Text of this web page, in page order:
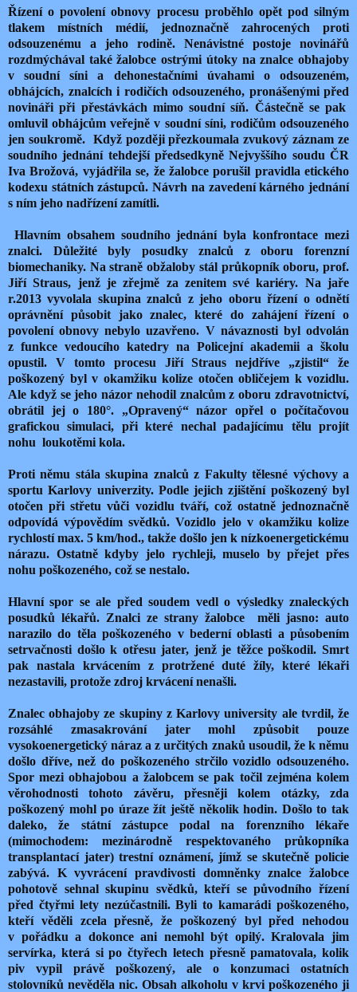
Řízení o povolení obnovy procesu proběhlo opět pod silným
tlakem místních médií, jednoznačně zahrocených proti
odsouzenému a jeho rodině. Nenávistné postoje novinářů
rozdmýchával také žalobce ostrými útoky na znalce obhajoby
v soudní síni a dehonestačními úvahami o odsouzeném,
obhájcích, znalcích i rodičích odsouzeného, pronášenými před
novináři při přestávkách mimo soudní síň. Částečně se pak
omluvil obhájcům veřejně v soudní síni, rodičům odsouzeného
jen soukromě. Když později přezkoumala zvukový záznam ze
soudního jednání tehdejší předsedkyně Nejvyššího soudu ČR
Iva Brožová, vyjádřila se, že žalobce porušil pravidla etického
kodexu státních zástupců. Návrh na zavedení kárného jednání
s ním jeho nadřízení zamítli.
Hlavním obsahem soudního jednání byla konfrontace mezi
znalci. Důležité byly posudky znalců z oboru forenzní
biomechaniky. Na straně obžaloby stál průkopník oboru, prof.
Jiří Straus, jenž je zřejmě za zenitem své kariéry. Na jaře
r.2013 vyvolala skupina znalců z jeho oboru řízení o odnětí
oprávnění působit jako znalec, které do zahájení řízení o
povolení obnovy nebylo uzavřeno. V návaznosti byl odvolán
z funkce vedoucího katedry na Policejní akademii a školu
opustil. V tomto procesu Jiří Straus nejdříve „zjistil“ že
poškozený byl v okamžiku kolize otočen obličejem k vozidlu.
Ale když se jeho názor nehodil znalcům z oboru zdravotnictví,
obrátil jej o 180°. „Opravený“ názor opřel o počítačovou
grafickou simulaci, při které nechal padajícímu tělu projít
nohu loukotěmi kola.
Proti němu stála skupina znalců z Fakulty tělesné výchovy a
sportu Karlovy univerzity. Podle jejich zjištění poškozený byl
otočen při střetu vůči vozidlu tváří, což ostatně jednoznačně
odpovídá výpovědím svědků. Vozidlo jelo v okamžiku kolize
rychlostí max. 5 km/hod., takže došlo jen k nízkoenergetickému
nárazu. Ostatně kdyby jelo rychleji, muselo by přejet přes
nohu poškozeného, což se nestalo.
Hlavní spor se ale před soudem vedl o výsledky znaleckých
posudků lékařů. Znalci ze strany žalobce měli jasno: auto
narazilo do těla poškozeného v bederní oblasti a působením
setrvačnosti došlo k otřesu jater, jenž je těžce poškodil. Smrt
pak nastala krvácením z protržené duté žíly, které lékaři
nezastavili, protože zdroj krvácení nenašli.
Znalec obhajoby ze skupiny z Karlovy university ale tvrdil, že
rozsáhlé zmasakrování jater mohl způsobit pouze
vysokoenergetický náraz a z určitých znaků usoudil, že k němu
došlo dříve, než do poškozeného strčilo vozidlo odsouzeného.
Spor mezi obhajobou a žalobcem se pak točil zejména kolem
věrohodnosti tohoto závěru, přesněji kolem otázky, zda
poškozený mohl po úraze žít ještě několik hodin. Došlo to tak
daleko, že státní zástupce podal na forenzního lékaře
(mimochodem: mezinárodně respektovaného průkopníka
transplantací jater) trestní oznámení, jímž se skutečně policie
zabývá. K vyvrácení pravdivosti domněnky znalce žalobce
pohotově sehnal skupinu svědků, kteří se původního řízení
před čtyřmi lety nezúčastnili. Byli to kamarádi poškozeného,
kteří věděli zcela přesně, že poškozený byl před nehodou
v pořádku a dokonce ani nemohl být opilý. Kralovala jim
servírka, která si po čtyřech letech přesně pamatovala, kolik
piv vypil právě poškozený, ale o konzumaci ostatních
stolovníků nevěděla nic. Obsah alkoholu v krvi poškozeného ji